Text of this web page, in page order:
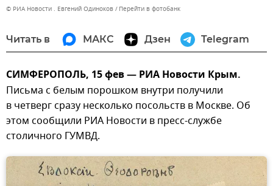
© РИА Новости . Евгений Одиноков Перейти в фотобанк
Читать в МАКС Дзен Telegram
СИМФЕРОПОЛЬ, 15 фев — РИА Новости Крым.
Письма с белым порошком внутри получили
в четверг сразу несколько посольств в Москве. Об
этом сообщили РИА Новости в пресс-службе
столичного ГУМВД.